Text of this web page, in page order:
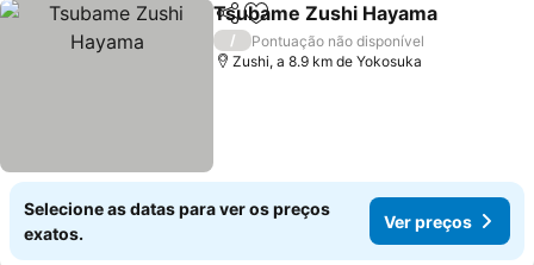
PartilharAdicionar aos favoritos
Tsubame Zushi Hayama
/
Pontuação não disponível
Zushi, a 8.9 km de Yokosuka
Selecione as datas para ver os preços
exatos.
Ver preços